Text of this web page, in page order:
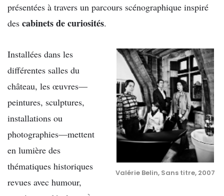
présentées à travers un parcours scénographique inspiré
des cabinets de curiosités.
Valérie Belin, Sans titre, 2007
Installées dans les
différentes salles du
château, les œuvres—
peintures, sculptures,
installations ou
photographies—mettent
en lumière des
thématiques historiques
revues avec humour,